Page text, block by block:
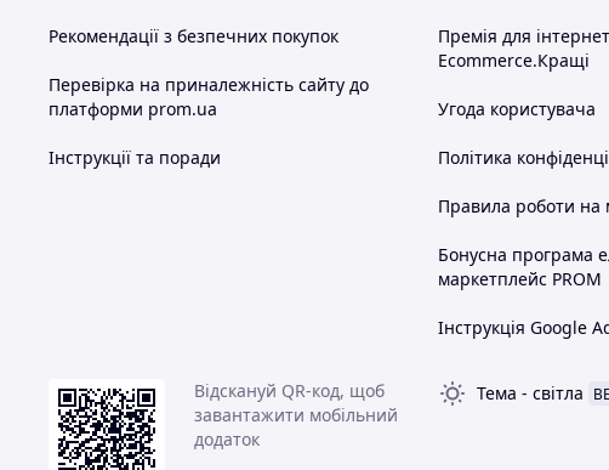
Рекомендації з безпечних покупок
Перевірка на приналежність сайту до
платформи prom.ua
Інструкції та поради
Премія для
Ecommerce.Кращі
Угода користувача
Політика
Правила роботи на
Бонусна програма
маркетплейс PROM
Інструкція Google
Відскануй QR-код, щоб
завантажити мобільний
додаток
Тема - світла